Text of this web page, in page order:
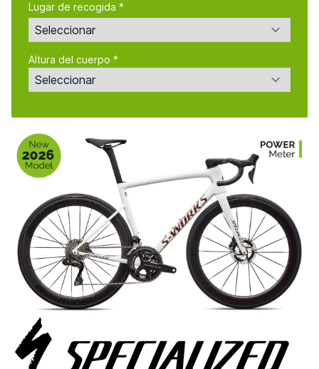
Lugar de recogida *
Altura del cuerpo *